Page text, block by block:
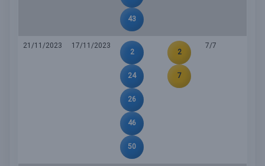
43
21/11/2023
17/11/2023
2
24
26
46
50
2
7
7/7